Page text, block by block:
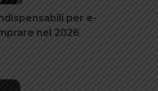
per e-
nel 2026